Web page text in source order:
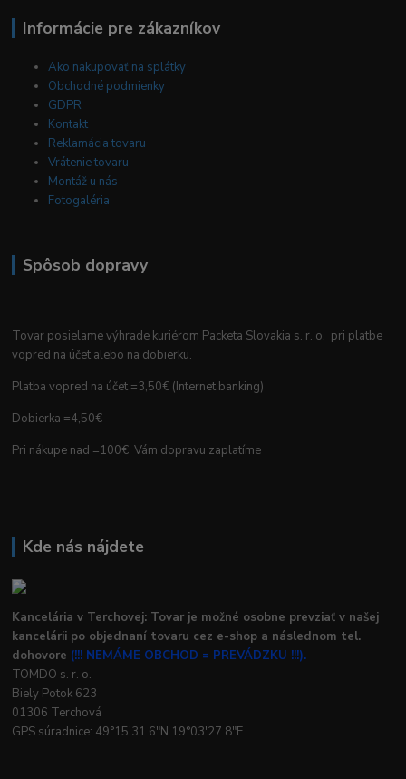
Informácie pre zákazníkov
Ako nakupovať na splátky
Obchodné podmienky
GDPR
Kontakt
Reklamácia tovaru
Vrátenie tovaru
Montáž u nás
Fotogaléria
Spôsob dopravy
Tovar posielame výhrade kuriérom Packeta Slovakia s. r. o. pri platbe
vopred na účet alebo na dobierku.
Platba vopred na účet =3,50€ (Internet banking)
Dobierka =4,50€
Pri nákupe nad =100€ Vám dopravu zaplatíme
Kde nás nájdete
Kancelária v Terchovej: Tovar je možné osobne prevziať v našej
kancelárii po objednaní tovaru cez e-shop a následnom tel.
dohovore (!!! NEMÁME OBCHOD = PREVÁDZKU !!!).
TOMDO s. r. o.
Biely Potok 623
01306 Terchová
GPS súradnice: 49°15'31.6"N 19°03'27.8"E